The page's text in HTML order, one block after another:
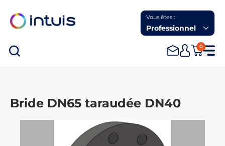
Vous êtes :
Professionnel
0
Bride DN65 taraudée DN40